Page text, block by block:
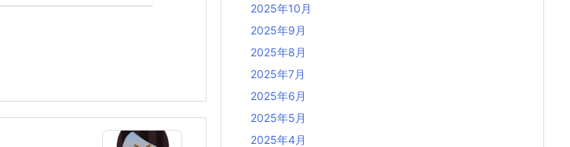
2025年10月
2025年9月
2025年8月
2025年7月
2025年6月
2025年5月
2025年4月